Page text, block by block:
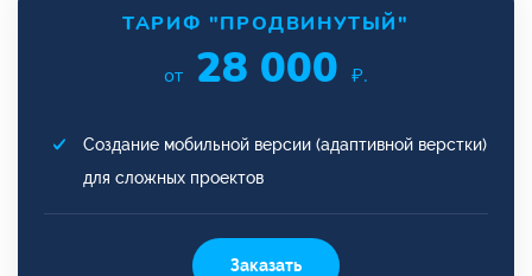
ТАРИФ "ПРОДВИНУТЫЙ"
от 28 000 ₽.
Создание мобильной версии (адаптивной верстки)
для сложных проектов
Заказать